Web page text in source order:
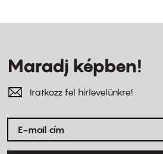
Maradj képben!
Iratkozz fel hírlevelünkre!